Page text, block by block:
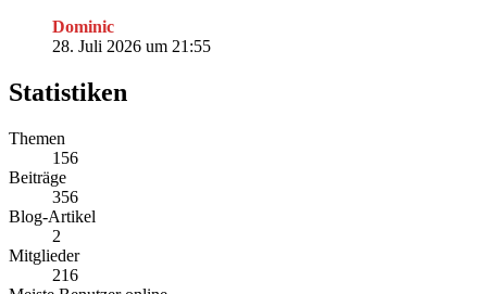
Dominic
28. Juli 2026 um 21:55
Statistiken
Themen
156
Beiträge
356
Blog-Artikel
2
Mitglieder
216